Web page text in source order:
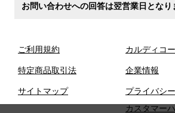
お問い合わせへの回答は翌営業日となり
ご利用規約
特定商品取引法
サイトマップ
カルディコ
企業情報
プライバシ
カスタマー